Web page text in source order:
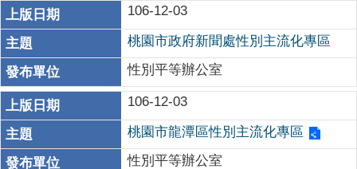
106-12-03
桃園市政府新聞處性別主流化專區
性別平等辦公室
106-12-03
桃園市龍潭區性別主流化專區
性別平等辦公室